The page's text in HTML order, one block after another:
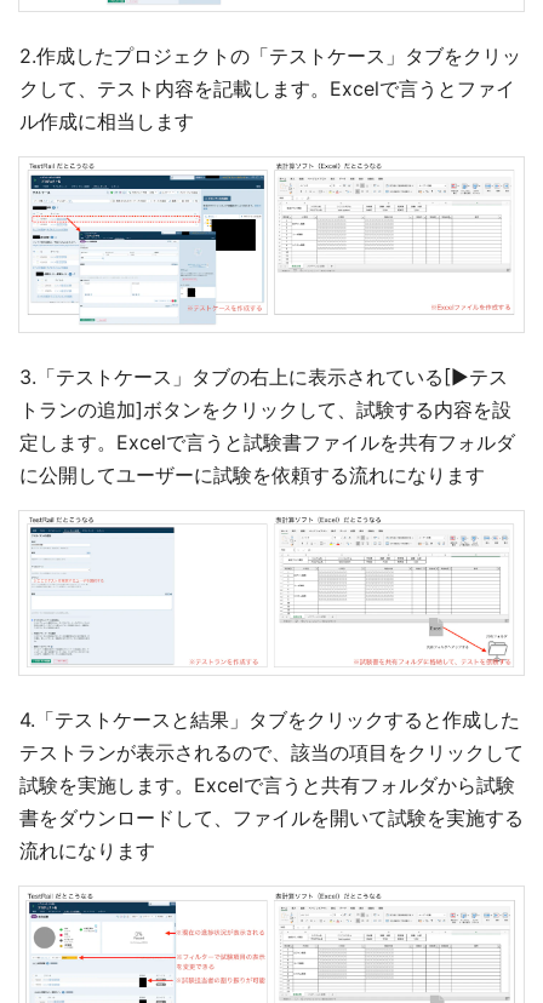
2.作成したプロジェクトの「テストケース」タブをクリッ
クして、テスト内容を記載します。Excelで言うとファイ
ル作成に相当します
3.「テストケース」タブの右上に表示されている[▶テス
トランの追加]ボタンをクリックして、試験する内容を設
定します。Excelで言うと試験書ファイルを共有フォルダ
に公開してユーザーに試験を依頼する流れになります
4.「テストケースと結果」タブをクリックすると作成した
テストランが表示されるので、該当の項目をクリックして
試験を実施します。Excelで言うと共有フォルダから試験
書をダウンロードして、ファイルを開いて試験を実施する
流れになります